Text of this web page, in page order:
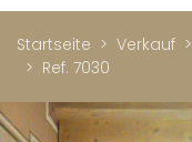
Startseite Verkauf
Ref. 7030